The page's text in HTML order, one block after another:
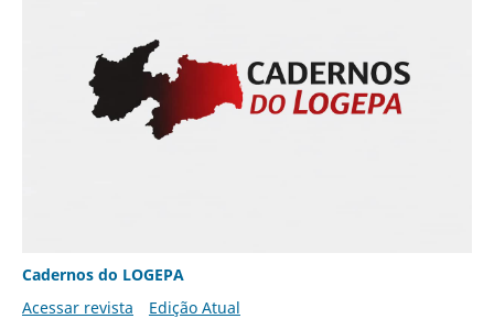
Cadernos do LOGEPA
Acessar revista
Edição Atual